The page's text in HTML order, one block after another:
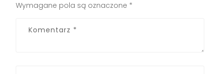
Wymagane pola są oznaczone *